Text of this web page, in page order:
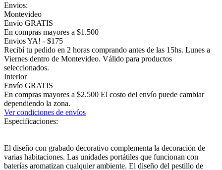
Envios:
Montevideo
Envío GRATIS
En compras mayores a $1.500
Envios YA! - $175
Recibí tu pedido en 2 horas comprando antes de las 15hs. Lunes a
Viernes dentro de Montevideo. Válido para productos
seleccionados.
Interior
Envío GRATIS
En compras mayores a $2.500 El costo del envío puede cambiar
dependiendo la zona.
Ver condiciones de envíos
Especificaciones:
El diseño con grabado decorativo complementa la decoración de
varias habitaciones. Las unidades portátiles que funcionan con
baterías aromatizan cualquier ambiente. El diseño del pestillo de